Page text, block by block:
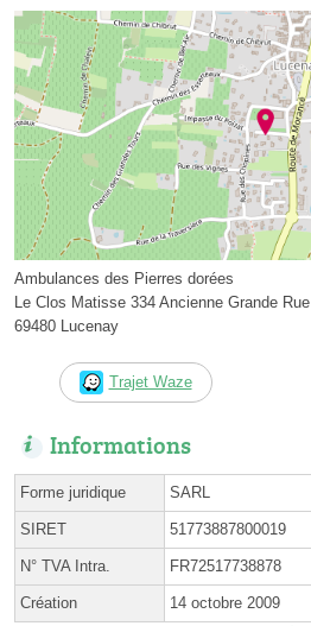
Ambulances des Pierres dorées
Le Clos Matisse 334 Ancienne Grande Rue
69480 Lucenay
Trajet Waze
Informations
Forme juridique SARL
SIRET 51773887800019
N° TVA Intra. FR72517738878
Création 14 octobre 2009